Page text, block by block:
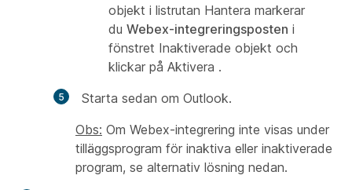
objekt i listrutan Hantera markerar
du Webex-integreringsposten i
fönstret Inaktiverade objekt och
klickar på Aktivera .
Starta sedan om Outlook.
Obs: Om Webex-integrering inte visas under
tilläggsprogram för inaktiva eller inaktiverade
program, se alternativ lösning nedan.